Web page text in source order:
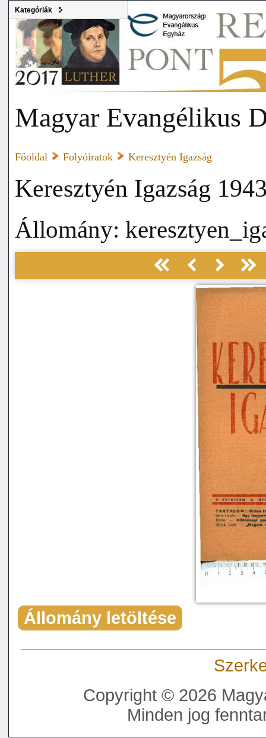
Kategóriák
Magyar Evangélikus
Főoldal Folyóiratok Keresztyén Igazság
Keresztyén Igazság
Állomány:
Állomány letöltése
Copyright © 2026
Minden jog